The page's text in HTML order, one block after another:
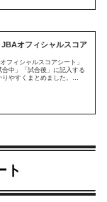
JBAオフィシャルスコア
フィシャルスコアシート」
中」「試合後」に記入する
やすくまとめました。
ト